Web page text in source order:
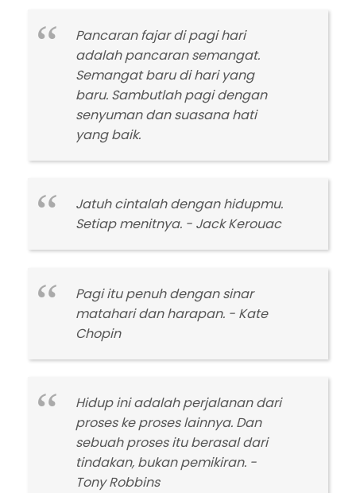
Pancaran fajar di pagi hari
adalah pancaran semangat.
Semangat baru di hari yang
baru. Sambutlah pagi dengan
senyuman dan suasana hati
yang baik.
Jatuh cintalah dengan hidupmu.
Setiap menitnya. - Jack Kerouac
Pagi itu penuh dengan sinar
matahari dan harapan. - Kate
Chopin
Hidup ini adalah perjalanan dari
proses ke proses lainnya. Dan
sebuah proses itu berasal dari
tindakan, bukan pemikiran. -
Tony Robbins